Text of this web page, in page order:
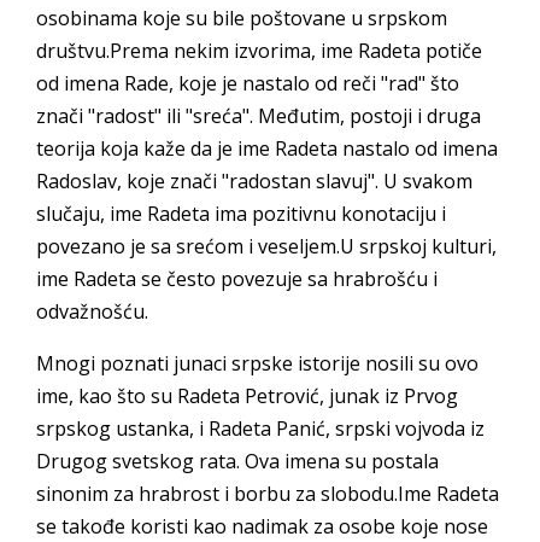
osobinama koje su bile poštovane u srpskom
društvu.Prema nekim izvorima, ime Radeta potiče
od imena Rade, koje je nastalo od reči "rad" što
znači "radost" ili "sreća". Međutim, postoji i druga
teorija koja kaže da je ime Radeta nastalo od imena
Radoslav, koje znači "radostan slavuj". U svakom
slučaju, ime Radeta ima pozitivnu konotaciju i
povezano je sa srećom i veseljem.U srpskoj kulturi,
ime Radeta se često povezuje sa hrabrošću i
odvažnošću.
Mnogi poznati junaci srpske istorije nosili su ovo
ime, kao što su Radeta Petrović, junak iz Prvog
srpskog ustanka, i Radeta Panić, srpski vojvoda iz
Drugog svetskog rata. Ova imena su postala
sinonim za hrabrost i borbu za slobodu.Ime Radeta
se takođe koristi kao nadimak za osobe koje nose